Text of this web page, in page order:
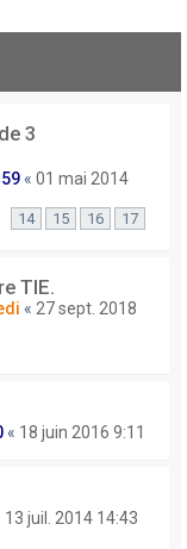
3
« 01 mai 2014
14 15 16 17
TIE.
« 27 sept. 2018
« 18 juin 2016 9:11
13 juil. 2014 14:43